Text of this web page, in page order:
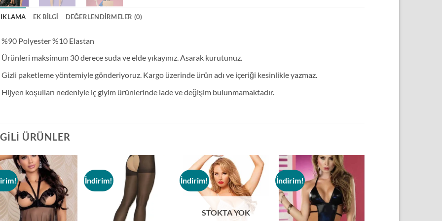
EK BILGI DEĞERLENDIRMELER (0)
%90 Polyester %10 Elastan
Ürünleri maksimum 30 derece suda ve elde yıkayınız. Asarak kurutunuz.
Gizli paketleme yöntemiyle gönderiyoruz. Kargo üzerinde ürün adı ve içeriği kesinlikle yazmaz.
Hijyen koşulları nedeniyle iç giyim ürünlerinde iade ve değişim bulunmamaktadır.
ÜRÜNLER
Add to
wishlist
İndirim!
Add to
wishlist
İndirim!
Add to
wishlist
STOKTA YOK
İndirim!
Add to
wishlist